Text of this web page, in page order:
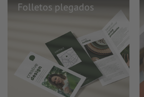
Folletos plegados